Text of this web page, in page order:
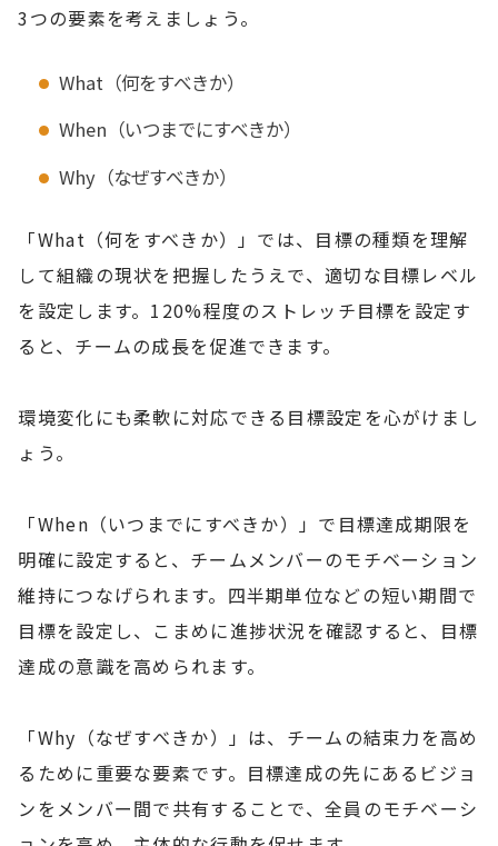
3つの要素を考えましょう。
What（何をすべきか）
When（いつまでにすべきか）
Why（なぜすべきか）
「What（何をすべきか）」では、目標の種類を理解
して組織の現状を把握したうえで、適切な目標レベル
を設定します。120%程度のストレッチ目標を設定す
ると、チームの成長を促進できます。
環境変化にも柔軟に対応できる目標設定を心がけまし
ょう。
「When（いつまでにすべきか）」で目標達成期限を
明確に設定すると、チームメンバーのモチベーション
維持につなげられます。四半期単位などの短い期間で
目標を設定し、こまめに進捗状況を確認すると、目標
達成の意識を高められます。
「Why（なぜすべきか）」は、チームの結束力を高め
るために重要な要素です。目標達成の先にあるビジョ
ンをメンバー間で共有することで、全員のモチベーシ